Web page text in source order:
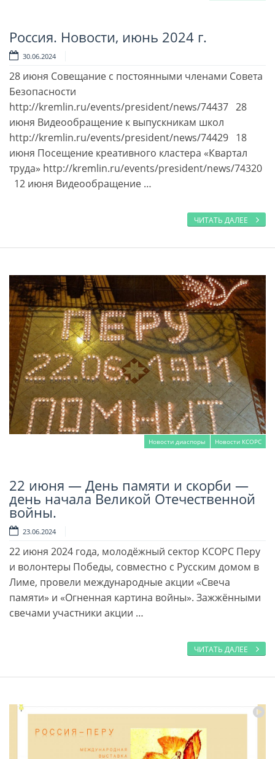
Читать далее
Россия. Новости, июнь 2024 г.
30.06.2024
28 июня Совещание с постоянными членами Совета
Безопасности
http://kremlin.ru/events/president/news/74437 28
июня Видеообращение к выпускникам школ
http://kremlin.ru/events/president/news/74429 18
июня Посещение креативного кластера «Квартал
труда» http://kremlin.ru/events/president/news/74320
12 июня Видеообращение …
ЧИТАТЬ ДАЛЕЕ
Новости диаспоры Новости КСОРС
Читать далее
22 июня — День памяти и скорби —
день начала Великой Отечественной
войны.
23.06.2024
22 июня 2024 года, молодёжный сектор КСОРС Перу
и волонтеры Победы, совместно с Русским домом в
Лиме, провели международные акции «Свеча
памяти» и «Огненная картина войны». Зажжёнными
свечами участники акции …
ЧИТАТЬ ДАЛЕЕ